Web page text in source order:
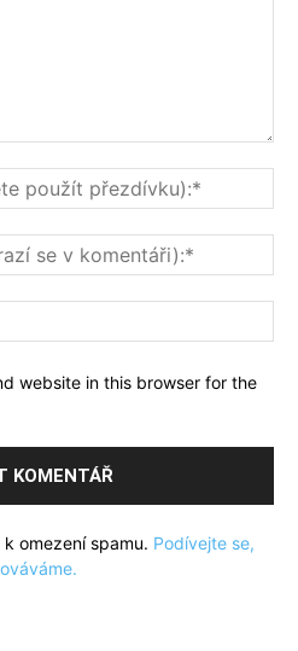
website in this browser for the
omezení spamu. Podívejte se,